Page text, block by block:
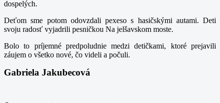
dospelých.
Deťom sme potom odovzdali pexeso s hasičskými autami. Deti
svoju radosť vyjadrili pesničkou Na jelšavskom moste.
Bolo to príjemné predpoludnie medzi detičkami, ktoré prejavili
záujem o všetko nové, čo videli a počuli.
Gabriela Jakubecová